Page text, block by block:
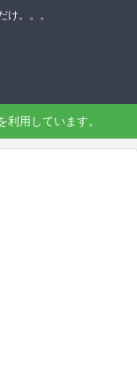
け。。。
用しています。